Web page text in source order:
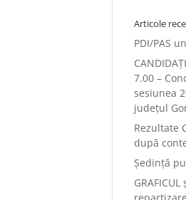
Articole
PDI/PAS
7.00 –
sesiunea
județul
Rezultate
după
Ședință